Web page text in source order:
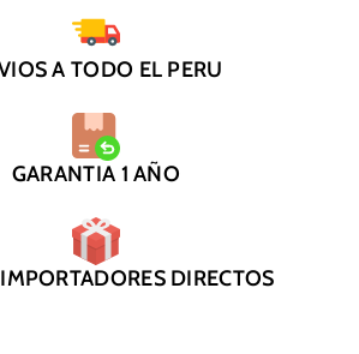
A TODO EL PERU
GARANTIA 1 AÑO
DIRECTOS